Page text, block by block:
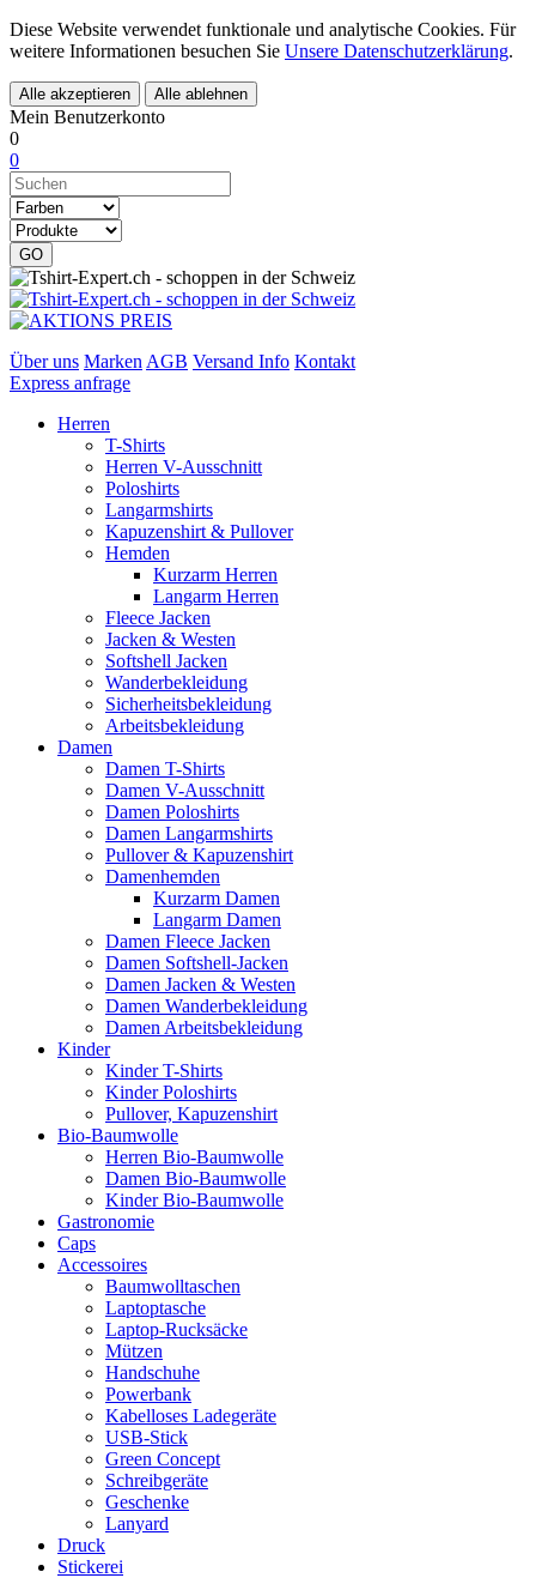
Diese Website verwendet funktionale und analytische Cookies. Für
weitere Informationen besuchen Sie Unsere Datenschutzerklärung.
Mein Benutzerkonto
0
0
Über uns Marken AGB Versand Info Kontakt
Express anfrage
Herren
T-Shirts
Herren V-Ausschnitt
Poloshirts
Langarmshirts
Kapuzenshirt & Pullover
Hemden
Kurzarm Herren
Langarm Herren
Fleece Jacken
Jacken & Westen
Softshell Jacken
Wanderbekleidung
Sicherheitsbekleidung
Arbeitsbekleidung
Damen
Damen T-Shirts
Damen V-Ausschnitt
Damen Poloshirts
Damen Langarmshirts
Pullover & Kapuzenshirt
Damenhemden
Kurzarm Damen
Langarm Damen
Damen Fleece Jacken
Damen Softshell-Jacken
Damen Jacken & Westen
Damen Wanderbekleidung
Damen Arbeitsbekleidung
Kinder
Kinder T-Shirts
Kinder Poloshirts
Pullover, Kapuzenshirt
Bio-Baumwolle
Herren Bio-Baumwolle
Damen Bio-Baumwolle
Kinder Bio-Baumwolle
Gastronomie
Caps
Accessoires
Baumwolltaschen
Laptoptasche
Laptop-Rucksäcke
Mützen
Handschuhe
Powerbank
Kabelloses Ladegeräte
USB-Stick
Green Concept
Schreibgeräte
Geschenke
Lanyard
Druck
Stickerei